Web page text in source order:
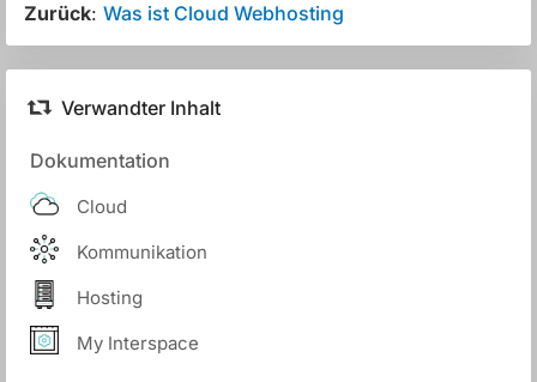
Zurück: Was ist Cloud Webhosting
Verwandter Inhalt
Dokumentation
Cloud
Kommunikation
Hosting
My Interspace